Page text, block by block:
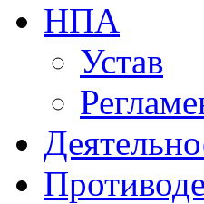
НПА
Устав